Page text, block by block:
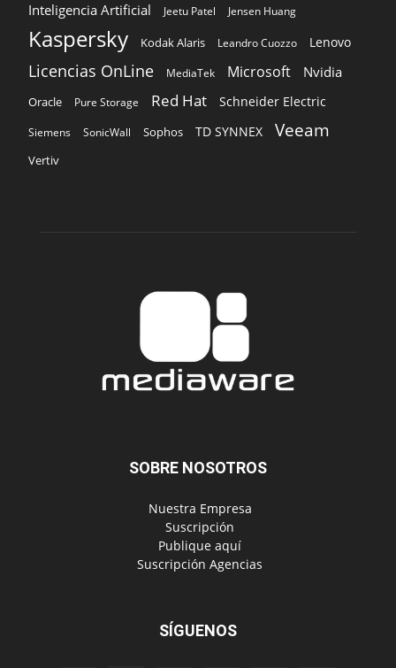
Inteligencia Artificial Jeetu Patel Jensen Huang
Kaspersky Kodak Alaris Leandro Cuozzo Lenovo
Licencias OnLine MediaTek Microsoft Nvidia
Oracle Pure Storage Red Hat Schneider Electric
Siemens SonicWall Sophos TD SYNNEX Veeam
Vertiv
SOBRE NOSOTROS
‎ Nuestra Empresa
‎ Suscripción
‎ Publique aquí
‎ Suscripción Agencias
SÍGUENOS